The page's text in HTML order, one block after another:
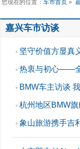
您现在的位置： 车市首页 »
嘉兴车市访谈
▪ 坚守价值方显
▪ 热衷与初心——
▪ BMW车主访谈
▪ 杭州地区BMW
▪ 象山旅游携手吉